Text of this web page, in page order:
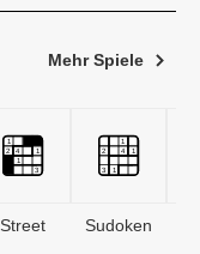
Mehr Spiele
Street Sudoken